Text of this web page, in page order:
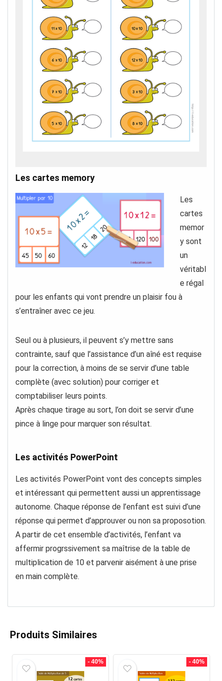
Les cartes memory
Les
cartes
memor
y sont
un
véritabl
e régal
pour les enfants qui vont prendre un plaisir fou à
s’entraîner avec ce jeu.
Seul ou à plusieurs, il peuvent s’y mettre sans
contrainte, sauf que l’assistance d’un aîné est requise
pour la correction, à moins de se servir d’une table
complète (avec solution) pour corriger et
comptabiliser leurs points.
Après chaque tirage au sort, l’on doit se servir d’une
pince à linge pour marquer son résultat.
Les activités PowerPoint
Les activités PowerPoint vont des concepts simples
et intéressant qui permettent aussi un apprentissage
autonome. Chaque réponse de l’enfant est suivi d’une
réponse qui permet d’approuver ou non sa proposotion.
A partir de cet ensemble d’activités, l’enfant va
affermir progrssivement sa maîtrise de la table de
multiplication de 10 et parvenir aisément à une prise
en main complète.
Produits Similaires
- 40% - 40%